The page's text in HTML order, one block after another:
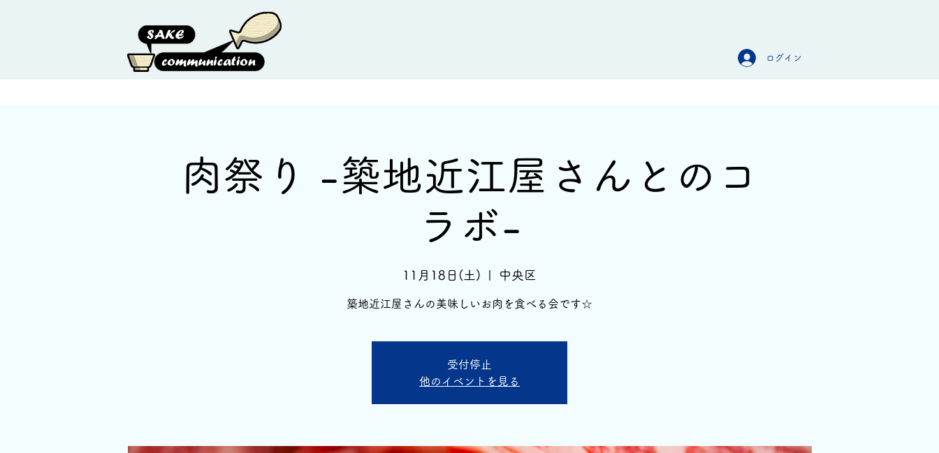
ログイン
肉祭り -築地近江屋さんとのコ
ラボ-
11月18日(土) 中央区
築地近江屋さんの美味しいお肉を食べる会です☆
受付停止
他のイベントを見る